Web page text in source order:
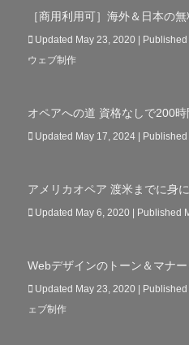
［商用利用可］海外＆日本の
Updated May 23, 2020 |
ウェブ制作
オペアへの道 資格なしで200
Updated May 17, 2024 |
アメリカオペア 渡米までに身
Updated May 6, 2020 | Published
Webデザインのトーン＆マナ
Updated May 23, 2020 |
ェブ制作